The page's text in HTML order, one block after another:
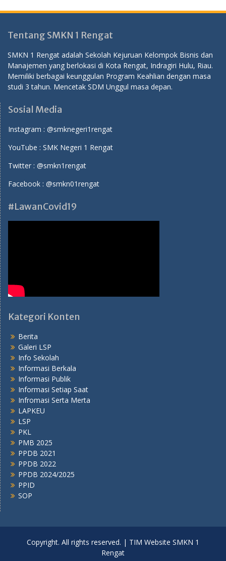
Tentang SMKN 1 Rengat
SMKN 1 Rengat adalah Sekolah Kejuruan Kelompok Bisnis dan
Manajemen yang berlokasi di Kota Rengat, Indragiri Hulu, Riau.
Memiliki berbagai keunggulan Program Keahlian dengan masa
studi 3 tahun. Mencetak SDM Unggul masa depan.
Sosial Media
Instagram : @smknegeri1rengat
YouTube : SMK Negeri 1 Rengat
Twitter : @smkn1rengat
Facebook : @smkn01rengat
#LawanCovid19
Kategori Konten
Berita
Galeri LSP
Info Sekolah
Informasi Berkala
Informasi Publik
Informasi Setiap Saat
Infromasi Serta Merta
LAPKEU
LSP
PKL
PMB 2025
PPDB 2021
PPDB 2022
PPDB 2024/2025
PPID
SOP
Copyright. All rights reserved. | TIM Website SMKN 1
Rengat